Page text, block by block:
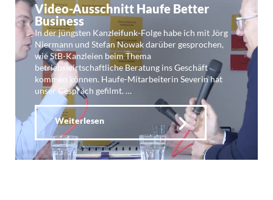
Video-Ausschnitt Haufe Better
Business
In der jüngsten Kanzleifunk-Folge habe ich mit Jörg
Niermann und Stefan Nowak darüber gesprochen,
wie StB-Kanzleien beim Thema
betriebswirtschaftliche Beratung ins Geschäft
kommen können. Haufe-Mitarbeiterin Severin hat
unser Gespräch gefilmt. …
Weiterlesen